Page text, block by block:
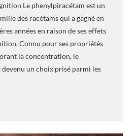
Le phenylpiracétam est un
des racétams qui a gagné en
années en raison de ses effets
Connu pour ses propriétés
la concentration, le
un choix prisé parmi les